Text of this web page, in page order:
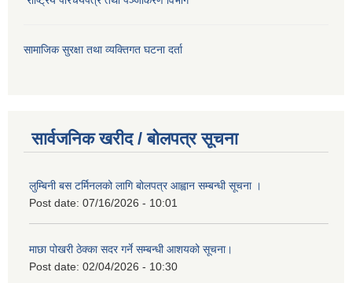
सामाजिक सुरक्षा तथा व्यक्तिगत घटना दर्ता
सार्वजनिक खरीद / बोलपत्र सूचना
लुम्बिनी बस टर्मिनलको लागि बोलपत्र आह्वान सम्बन्धी सूचना ।
Post date: 07/16/2026 - 10:01
माछा पोखरी ठेक्का सदर गर्ने सम्बन्धी आशयको सूचना।
Post date: 02/04/2026 - 10:30